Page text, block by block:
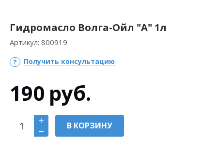
Гидромасло Волга-Ойл "А" 1л
Артикул: 800919
Получить консультацию
190 руб.
В КОРЗИНУ